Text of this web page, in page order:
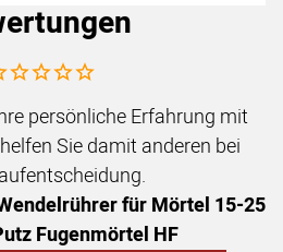
keine Bewertungen abgegeben
persönliche Erfahrung mit
Sie damit anderen bei
für Mörtel 15-25
Fugenmörtel HF